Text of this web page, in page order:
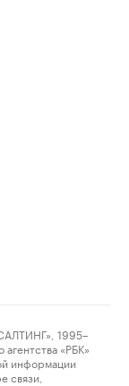
1995–
«РБК»
информации
связи,